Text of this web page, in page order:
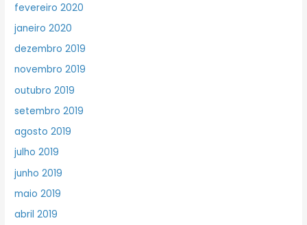
fevereiro 2020
janeiro 2020
dezembro 2019
novembro 2019
outubro 2019
setembro 2019
agosto 2019
julho 2019
junho 2019
maio 2019
abril 2019